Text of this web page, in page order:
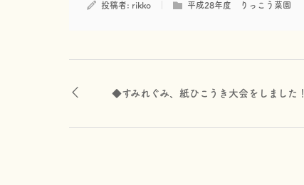
投稿者: rikko 平成28年度 りっこう菜園
◆すみれぐみ、紙ひこうき大会をしました！